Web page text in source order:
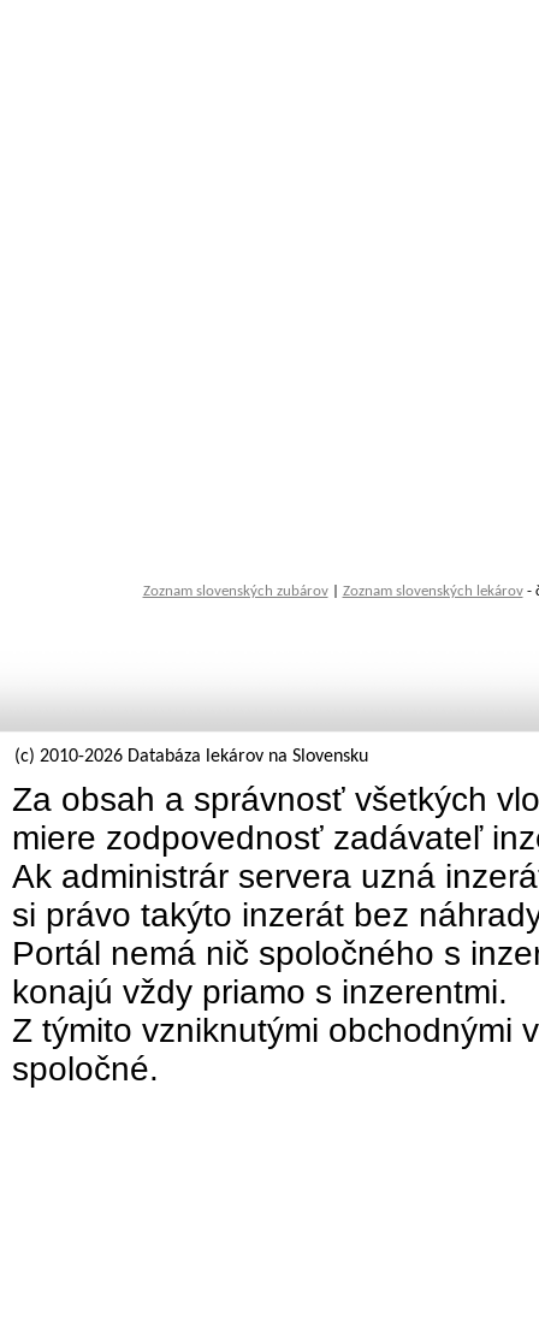
Zoznam slovenských zubárov| Zoznam slovenských lekárov-
(c) 2010-2026 Databáza lekárov na Slovensku
Za obsah a správnosť všetkých
miere zodpovednosť zadávateľ
Ak administrár servera uzná
si právo takýto inzerát bez
Portál nemá nič spoločného s
konajú vždy priamo s inzerentmi.
Z týmito vzniknutými obchodnými
spoločné.